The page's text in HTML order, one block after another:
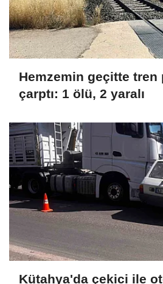
Hemzemin geçitte tren
çarptı: 1 ölü, 2 yaralı
Kütahya'da çekici ile